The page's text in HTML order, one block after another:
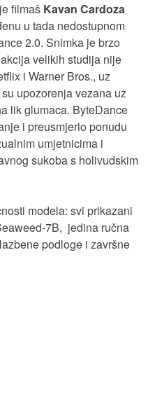
filmaš Kavan Cardoza
u tada nedostupnom
2.0. Snimka je brzo
velikih studija nije
i Warner Bros., uz
upozorenja vezana uz
lik glumaca. ByteDance
i preusmjerio ponudu
umjetnicima i
sukoba s holivudskim
modela: svi prikazani
7B, jedina ručna
podloge i završne